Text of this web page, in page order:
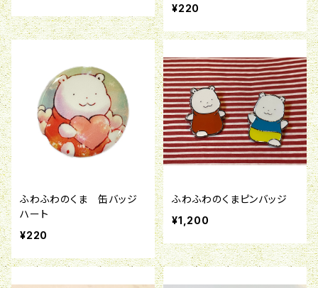
¥220
ふわふわのくま 缶バッジ
ハート
¥220
ふわふわのくまピンバッジ
¥1,200